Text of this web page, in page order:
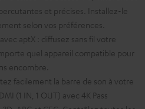
et précises. Installez-le
selon vos préférences.
aptX : diffusez sans fil votre
quel appareil compatible pour
encombre.
facilement la barre de son à votre
(1 IN, 1 OUT) avec 4K Pass